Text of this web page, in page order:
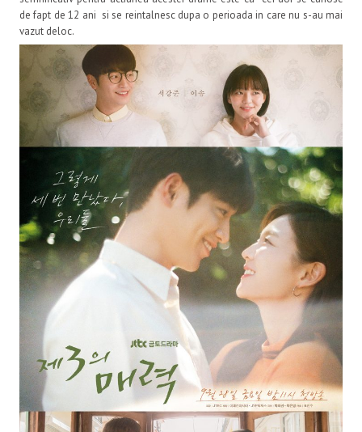
de fapt de 12 ani si se reintalnesc dupa o perioada in care nu s-au mai
vazut deloc.